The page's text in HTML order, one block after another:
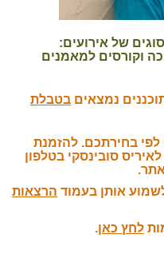
של אירועים:
וקורסים למאמנים
נמצאים בטבלת
לפי בחירתכם. להזמנת
סובינסקי בטלפון
אותן בעמוד הרצאות
לחץ כאן.